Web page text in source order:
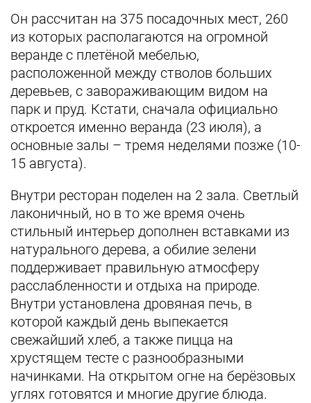
Он рассчитан на 375 посадочных мест, 260
из которых располагаются на огромной
веранде с плетёной мебелью,
расположенной между стволов больших
деревьев, с завораживающим видом на
парк и пруд. Кстати, сначала официально
откроется именно веранда (23 июля), а
основные залы – тремя неделями позже (10-
15 августа).
Внутри ресторан поделен на 2 зала. Светлый
лаконичный, но в то же время очень
стильный интерьер дополнен вставками из
натурального дерева, а обилие зелени
поддерживает правильную атмосферу
расслабленности и отдыха на природе.
Внутри установлена дровяная печь, в
которой каждый день выпекается
свежайший хлеб, а также пицца на
хрустящем тесте с разнообразными
начинками. На открытом огне на берёзовых
углях готовятся и многие другие блюда.